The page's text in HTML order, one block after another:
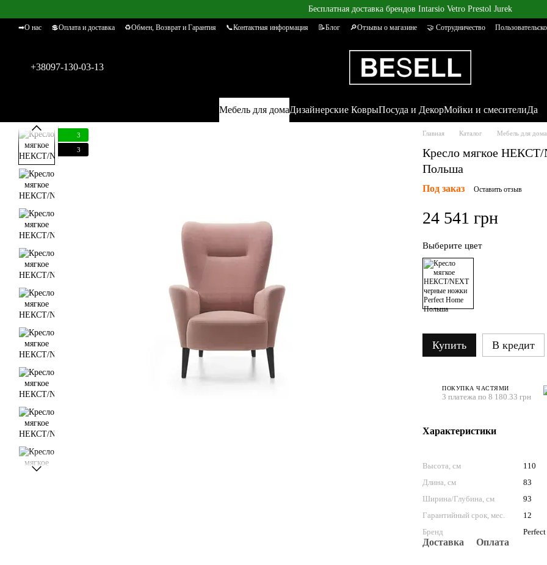
Бесплатная доставка брендов Intarsio Vetro Prestol Jurek
➡О нас 💲Оплата и доставка ♻Обмен, Возврат и Гарантия 📞Контактная информация 📝Блог 🔎Отзывы о магазине 🤝 Сотрудничество
+38097-130-03-13
Мебель для домаДизайнерские КоврыПосуда и ДекорМойки и смесителиДа
3
3
Главная Каталог Мебель для дома
Кресло мягкое
Польша
Под заказ Оставить отзыв
24 541 грн
Выберите цвет
Купить В кредит
ПОКУПКА ЧАСТЯМИ
3 платежа по 8 180.33 грн
Характеристики
Высота, см
110
Длина, см
83
Ширина/Глубина, см
93
Гарантийный срок, мес.
12
Бренд
Доставка Оплата